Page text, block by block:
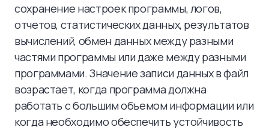
сохранение настроек программы, логов,
отчетов, статистических данных, результатов
вычислений, обмен данных между разными
частями программы или даже между разными
программами. Значение записи данных в файл
возрастает, когда программа должна
работать с большим объемом информации или
когда необходимо обеспечить устойчивость